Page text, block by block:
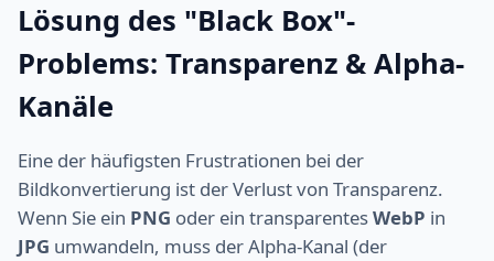
Lösung des "Black Box"-
Problems: Transparenz & Alpha-
Kanäle
Eine der häufigsten Frustrationen bei der
Bildkonvertierung ist der Verlust von Transparenz.
Wenn Sie ein PNG oder ein transparentesWebP in
JPG umwandeln, muss der Alpha-Kanal (der